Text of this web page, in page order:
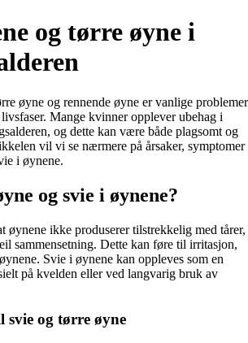
og tørre øyne i
øyne og rennende øyne er vanlige problemer
Mange kvinner opplever ubehag i
og dette kan være både plagsomt og
vil vi se nærmere på årsaker, symptomer
i øynene.
og svie i øynene?
øynene ikke produserer tilstrekkelig med tårer,
sammensetning. Dette kan føre til irritasjon,
Svie i øynene kan oppleves som en
på kvelden eller ved langvarig bruk av
svie og tørre øyne